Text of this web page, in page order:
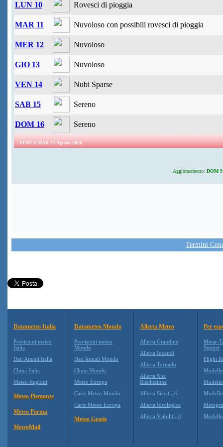
LUN 10 Rovesci di pioggia
MAR 11 Nuvoloso con possibili rovesci di pioggia
MER 12 Nuvoloso
GIO 13 Nuvoloso
VEN 14 Nubi Sparse
SAB 15 Sereno
DOM 16 Sereno
FINO A MAR 25 Agosto 2026
Aggiornamento: DOM 9
Termini
Datameteo Italia
Previsioni meteo
Italia
Dati Attuali Italia
Clima Italia
Meteo Regioni
Meteo Piemonte
Meteo Parma
MeteoMail
Datameteo Mondo
Previsioni meteo
Mondo
Dati Attuali Mondo
Clima Mondo
Meteo Europa
Carte Meteo Mondo
Carte Meteo Europa
Meteo Gratis
Allerta Meteo
Allerta Grandine
Allerta Incendi
Allerta Tornado
Allerta Alta
Risoluzione
Allerta Siccitï¿½
Allerta Idrologica
Allerta Viabilitï¿½
Per
Metar-
Sigmet
Flight
Modello